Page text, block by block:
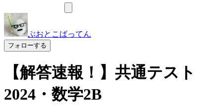
ぶおとこばってん
フォローする
【解答速報！】共通テスト
2024・数学2B